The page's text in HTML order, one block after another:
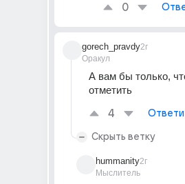
0
gorech_pravdy
Оракул
2г
А вам бы только,
отметить
4
Скрыть ветку
hummanity
Мыслитель
2г